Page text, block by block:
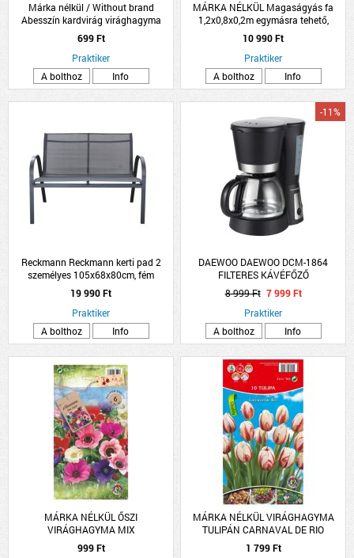
Márka nélkül / Without brand
Abesszín kardvirág virághagyma
8db/csomag fehér
699 Ft
Praktiker
A bolthoz
Info
MÁRKA NÉLKÜL Magaságyás fa
1,2x0,8x0,2m egymásra tehető,
összecsukható
10 990 Ft
Praktiker
A bolthoz
Info
Reckmann Reckmann kerti pad 2
személyes 105x68x80cm, fém
19 990 Ft
Praktiker
A bolthoz
Info
DAEWOO DAEWOO DCM-1864
FILTERES KÁVÉFŐZŐ
-11%
8 999 Ft 7 999 Ft
Praktiker
A bolthoz
Info
MÁRKA NÉLKÜL ŐSZI
VIRÁGHAGYMA MIX
999 Ft
MÁRKA NÉLKÜL VIRÁGHAGYMA
TULIPÁN CARNAVAL DE RIO
10DARAB/CSOMAG FEHÉR-PIROS
1 799 Ft